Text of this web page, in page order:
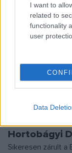
I want to
related to
functionality
user
Data
Hortobágyi
a rajthoz
Két év
KULTPOL
Hortobágyi
Sikeresen zárult a